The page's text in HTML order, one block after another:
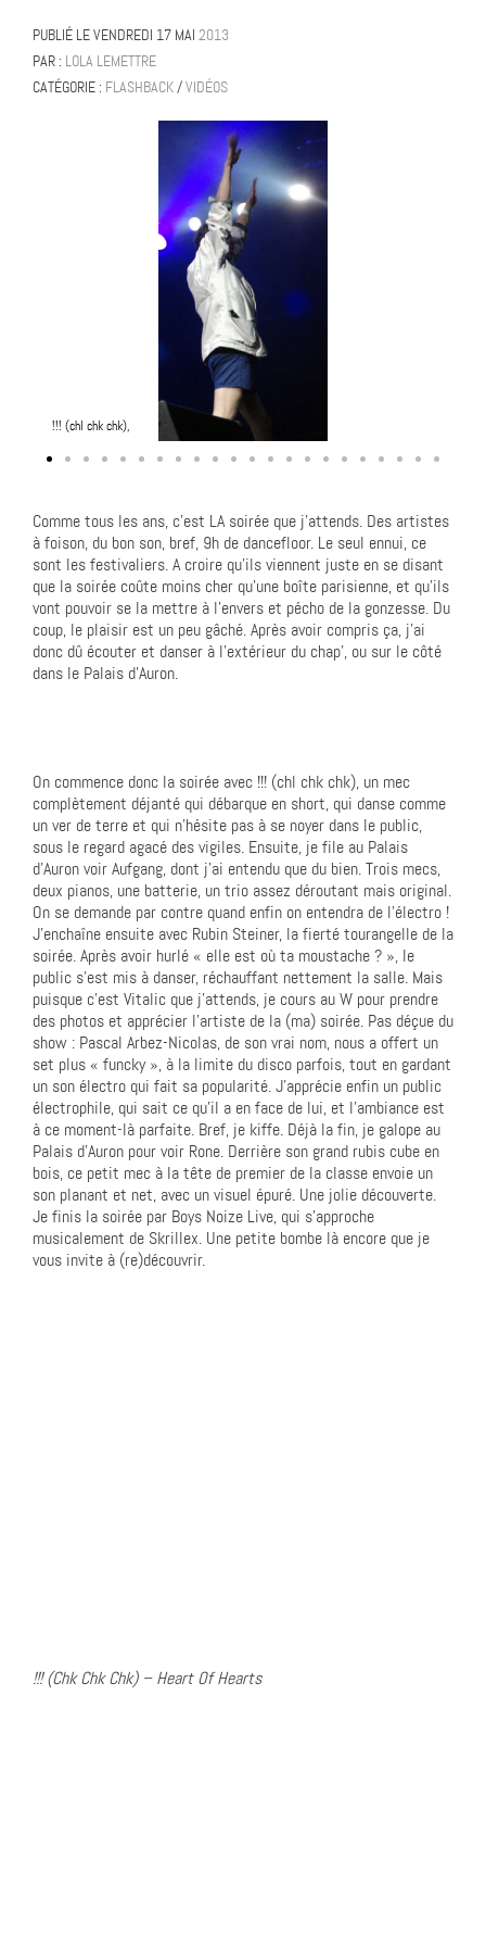
PUBLIÉ LEVENDREDI 17 MAI 2013
PAR : LOLA LEMETTRE
CATÉGORIE : FLASHBACK/VIDÉOS
!!! (chl chk chk),
Comme tous les ans, c’est LA soirée que j’attends. Des artistes
à foison, du bon son, bref, 9h de dancefloor. Le seul ennui, ce
sont les festivaliers. A croire qu’ils viennent juste en se disant
que la soirée coûte moins cher qu’une boîte parisienne, et qu’ils
vont pouvoir se la mettre à l’envers et pécho de la gonzesse. Du
coup, le plaisir est un peu gâché. Après avoir compris ça, j’ai
donc dû écouter et danser à l’extérieur du chap’, ou sur le côté
dans le Palais d’Auron.
On commence donc la soirée avec !!! (chl chk chk), un mec
complètement déjanté qui débarque en short, qui danse comme
un ver de terre et qui n’hésite pas à se noyer dans le public,
sous le regard agacé des vigiles. Ensuite, je file au Palais
d’Auron voir Aufgang, dont j’ai entendu que du bien. Trois mecs,
deux pianos, une batterie, un trio assez déroutant mais original.
On se demande par contre quand enfin on entendra de l’électro !
J’enchaîne ensuite avec Rubin Steiner, la fierté tourangelle de la
soirée. Après avoir hurlé « elle est où ta moustache ? », le
public s’est mis à danser, réchauffant nettement la salle. Mais
puisque c’est Vitalic que j’attends, je cours au W pour prendre
des photos et apprécier l’artiste de la (ma) soirée. Pas déçue du
show : Pascal Arbez-Nicolas, de son vrai nom, nous a offert un
set plus « funcky », à la limite du disco parfois, tout en gardant
un son électro qui fait sa popularité. J’apprécie enfin un public
électrophile, qui sait ce qu’il a en face de lui, et l’ambiance est
à ce moment-là parfaite. Bref, je kiffe. Déjà la fin, je galope au
Palais d’Auron pour voir Rone. Derrière son grand rubis cube en
bois, ce petit mec à la tête de premier de la classe envoie un
son planant et net, avec un visuel épuré. Une jolie découverte.
Je finis la soirée par Boys Noize Live, qui s’approche
musicalement de Skrillex. Une petite bombe là encore que je
vous invite à (re)découvrir.
!!! (Chk Chk Chk) – Heart Of Hearts